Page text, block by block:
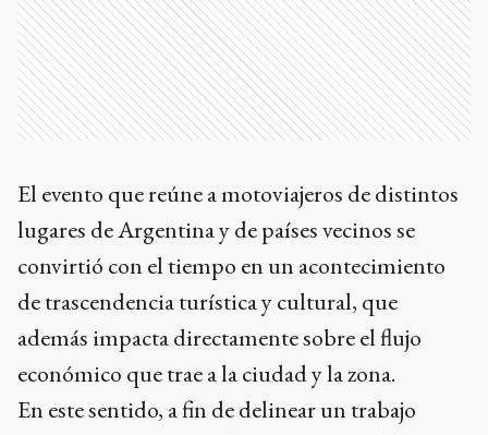
El evento que reúne a motoviajeros de distintos
lugares de Argentina y de países vecinos se
convirtió con el tiempo en un acontecimiento
de trascendencia turística y cultural, que
además impacta directamente sobre el flujo
económico que trae a la ciudad y la zona.
En este sentido, a fin de delinear un trabajo